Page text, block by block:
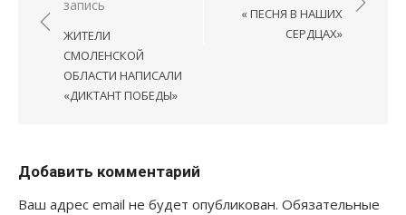
по
записям
запись
ЖИТЕЛИ
СМОЛЕНСКОЙ
ОБЛАСТИ НАПИСАЛИ
«ДИКТАНТ ПОБЕДЫ»
« ПЕСНЯ В НАШИХ
СЕРДЦАХ»
Добавить комментарий
Ваш адрес email не будет опубликован. Обязательные